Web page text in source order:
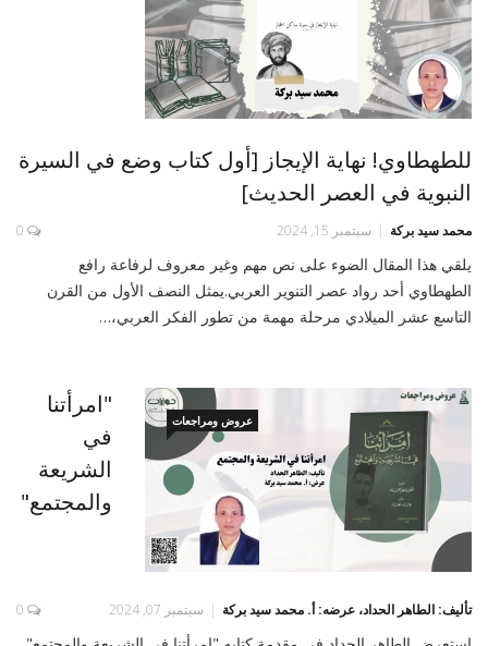
للطهطاوي! نهاية الإيجاز [أول كتاب وضع في السيرة
النبوية في العصر الحديث]
محمد سيد بركة سبتمبر 15, 2024 0
يلقي هذا المقال الضوء على نص مهم وغير معروف لرفاعة رافع
الطهطاوي أحد رواد عصر التنوير العربي.يمثل النصف الأول من القرن
التاسع عشر الميلادي مرحلة مهمة من تطور الفكر العربي،…
عروض ومراجعات
"امرأتنا
في
الشريعة
والمجتمع"
تأليف: الطاهر الحداد، عرضه: أ. محمد سيد بركة سبتمبر 07, 2024 0